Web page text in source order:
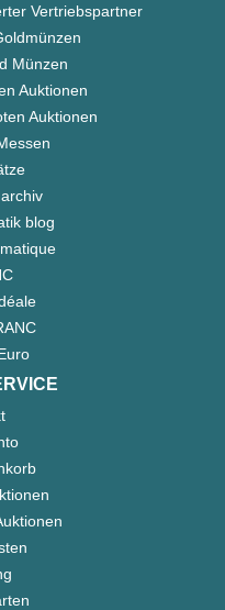
Vertriebspartner
Münzen
Auktionen
Auktionen
blog